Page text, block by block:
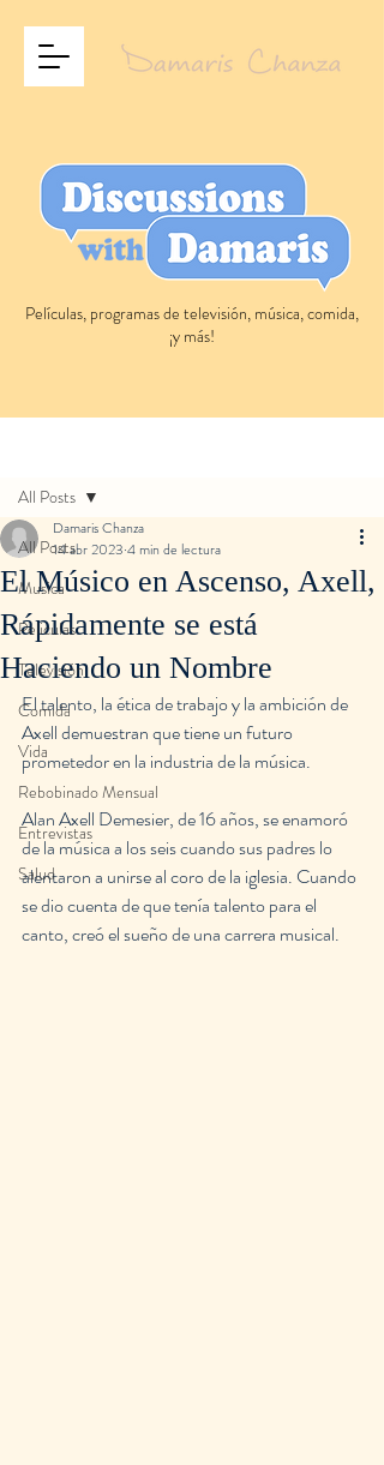
Películas, programas de televisión, música, comida,
¡y más!
All Posts
Musica
Peliculas
Televisión
Comida
Vida
Rebobinado Mensual
Entrevistas
Salud
All Posts
El Músico en Ascenso, Axell,
Rápidamente se está
Haciendo un Nombre
Damaris Chanza
14 abr 2023 4 min de lectura
El talento, la ética de trabajo y la ambición de
Axell demuestran que tiene un futuro
prometedor en la industria de la música.
Alan Axell Demesier, de 16 años, se enamoró
de la música a los seis cuando sus padres lo
alentaron a unirse al coro de la iglesia. Cuando
se dio cuenta de que tenía talento para el
canto, creó el sueño de una carrera musical.